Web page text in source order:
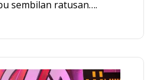
sembilan ratusan….